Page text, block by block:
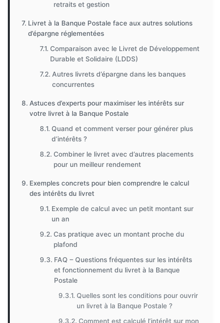
retraits et gestion
Livret à la Banque Postale face aux autres solutions
d’épargne réglementées
Comparaison avec le Livret de Développement
Durable et Solidaire (LDDS)
Autres livrets d’épargne dans les banques
concurrentes
Astuces d’experts pour maximiser les intérêts sur
votre livret à la Banque Postale
Quand et comment verser pour générer plus
d’intérêts ?
Combiner le livret avec d’autres placements
pour un meilleur rendement
Exemples concrets pour bien comprendre le calcul
des intérêts du livret
Exemple de calcul avec un petit montant sur
un an
Cas pratique avec un montant proche du
plafond
FAQ – Questions fréquentes sur les intérêts
et fonctionnement du livret à la Banque
Postale
Quelles sont les conditions pour ouvrir
un livret à la Banque Postale ?
Comment est calculé l’intérêt sur mon